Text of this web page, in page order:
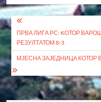
Кретање
чланка
ПРВА ЛИГА РС: KОТОР
РЕЗУЛТАТОМ 8-3
МЈЕСНА ЗАЈЕДНИЦА